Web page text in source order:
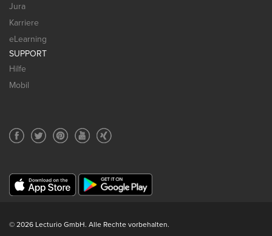
Jura
Karriere
eLearning
SUPPORT
Hilfe
Mobil
© 2026 Lecturio GmbH. Alle Rechte vorbehalten.